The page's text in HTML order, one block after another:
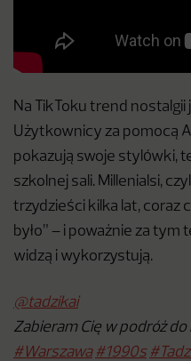
Na TikToku trend nostalgii
Użytkownicy za pomocą
pokazują swoje stylówki,
szkolnej sali. Millenialsi,
trzydzieści kilka lat, coraz
było” – i poważnie za
widzą i wykorzystują.
@tadzikai
Zabieram Cię w podróż
#Warszawa #1990s